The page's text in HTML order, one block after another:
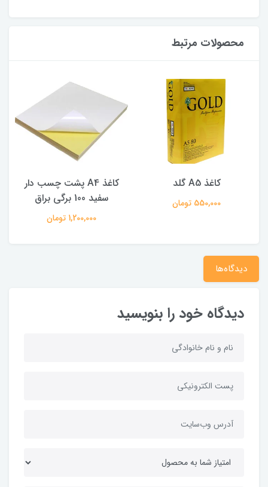
محصولات مرتبط
کاغذ A4 پشت چسب دار
سفید 100 برگی براق
کاغذ پشت چسب دار a4 مات
1,200,000 تومان
دیدگاه‌ها
دیدگاه خود را بنویسید